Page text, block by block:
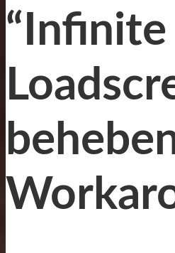
“Infinite